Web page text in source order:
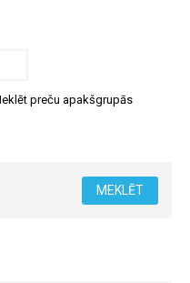
preču apakšgrupās